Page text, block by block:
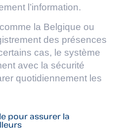
l’information.
la Belgique ou
des présences
cas, le système
avec la sécurité
quotidiennement les
pour assurer la